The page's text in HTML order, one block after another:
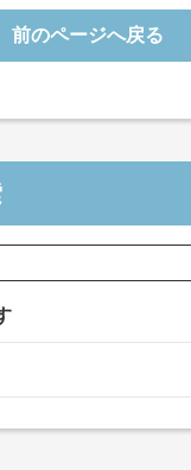
前のページへ戻る